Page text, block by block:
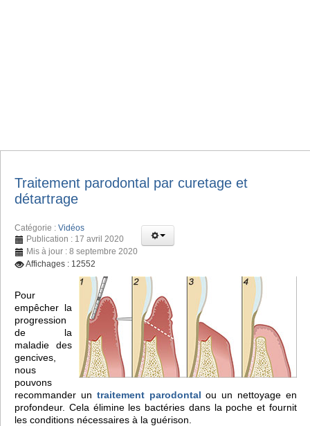
Traitement parodontal par curetage et
détartrage
Catégorie : Vidéos
Publication : 17 avril 2020
Mis à jour : 8 septembre 2020
Affichages : 12552
Pour
empêcher la
progression
de la
maladie des
gencives,
nous
pouvons
recommander un traitement parodontal ou un nettoyage en
profondeur. Cela élimine les bactéries dans la poche et fournit
les conditions nécessaires à la guérison.